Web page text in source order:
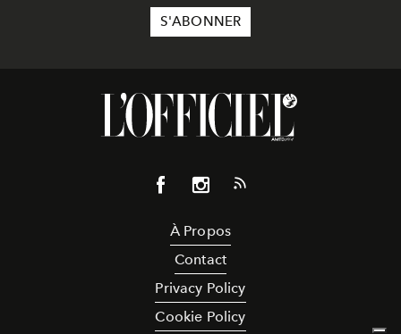
À Propos
Contact
Privacy Policy
Cookie Policy